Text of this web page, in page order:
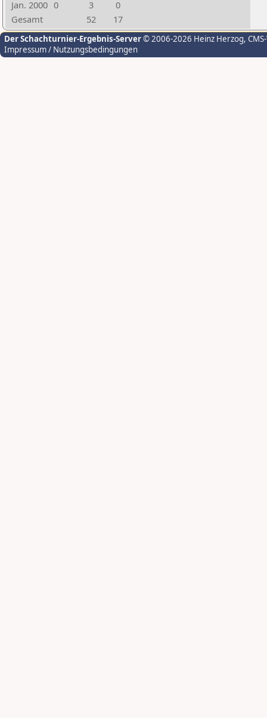
Jan. 2000 0 3
0
Gesamt
52 17
Der Schachturnier-Ergebnis-Server© 2006-2026 Heinz Herzog,
Impressum / Nutzungsbedingungen